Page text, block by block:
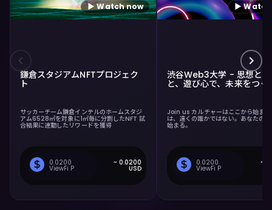
▶ Watch now
鎌倉スタジアムNFTプロジェク
ト
サッカーチーム鎌倉インテルのホームスタジ
アム6528㎡を対象に1㎡毎に分割したNFT 試
合結果に連動したリワードを獲得
0.0200
ViewFi P
~ 0.0200
USD
▶ Watch
渋谷Web3大学 - 思想と
と、遊び心で、未来をつく
Join us カルチャーはここから始ま
は、遠くの誰かではない。あなたの
始まる。
0.0200
ViewFi P
~